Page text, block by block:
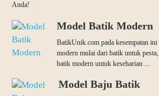
Anda!
Model Batik Modern
BatikUnik.com pada kesempatan
modern mulai dari batik untuk
batik modern untuk keseharian ...
Model Baju Batik